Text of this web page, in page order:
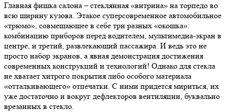
Главная фишка салона – стеклянная «витрина» на торпедо во
всю ширину кузова. Этакое суперсовременное автомобильное
«трюмо», совмещающее в себе три разных «окошка»:
комбинацию приборов перед водителем, мультимедиа-экран в
центре, и третий, развлекающий пассажира. И ведь это не
просто набор экранов, а явная демонстрация достижения
современных конструкций и технологий! Однако для стекла
не хватает хитрого покрытия либо особого материала
«отталкивающего» отпечатки. С ними придется мириться, их
уже достаточно и вокруг дефлекторов вентиляции, буквально
врезанных в стекло.